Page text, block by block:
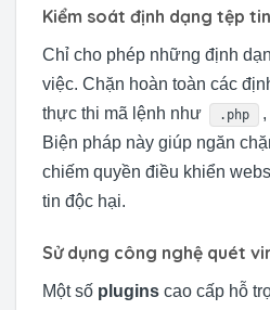
Kiểm soát định dạng tệp
Chỉ cho phép những định
việc. Chặn hoàn toàn các
thực thi mã lệnh như
.php ,
Biện pháp này giúp ngăn
chiếm quyền điều khiển
tin độc hại.
Sử dụng công nghệ quét
Một số plugins cao cấp hỗ